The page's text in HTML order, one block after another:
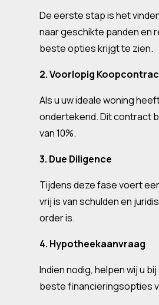
De eerste stap is het
naar geschikte panden en
beste opties krijgt te zien.
2. Voorlopig
Als u uw ideale woning
ondertekend. Dit contract
van 10%.
3. Due Diligence
Tijdens deze fase voert
vrij is van schulden en
order is.
4. Hypotheekaanvraag
Indien nodig, helpen wij u
beste financieringsopties